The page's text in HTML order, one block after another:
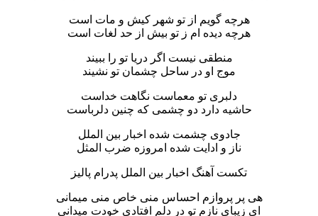
هرچه گویم از تو شهر کیش و مات است
هرچه دیده ام ز تو بیش از حد لغات است
منطقی نیست اگر دریا تو را ببیند
موج او در ساحل چشمان تو نشیند
دلبری تو معماست نگاهت خداست
حاشیه دارد دو چشمی که چنین دلرباست
جادوی چشمت شده اخبار بین الملل
ناز و ادایت شده امروزه ضرب المثل
تکست آهنگ اخبار بین الملل پدرام پالیز
هی پر پروازم احساس منی خاص منی میمانی
ای زیبای نازم تو در دلم افتادی خودت میدانی